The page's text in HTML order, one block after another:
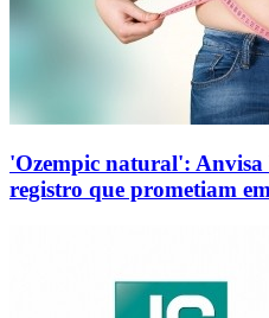
'Ozempic natural':
registro que prometiam